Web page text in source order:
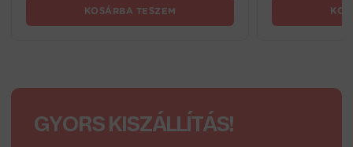
KOSÁRBA TESZEM
GYORS KISZÁLLÍTÁS!